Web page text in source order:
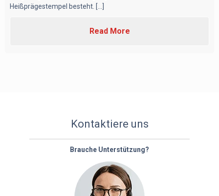
Heißprägestempel besteht. [...]
Read More
Kontaktiere uns
Brauche Unterstützung?